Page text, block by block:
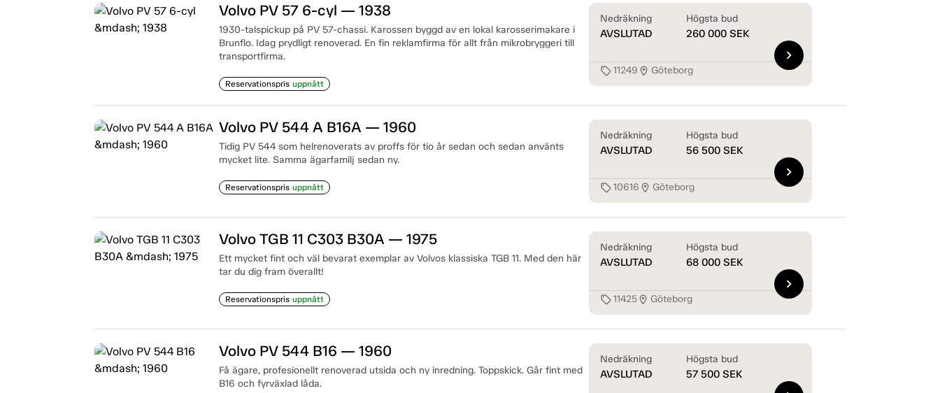
Volvo PV 57 6-cyl — 1938
1930-talspickup på PV 57-chassi. Karossen byggd av en lokal karosserimakare i
Brunflo. Idag prydligt renoverad. En fin reklamfirma för allt från mikrobryggeri till
transportfirma.
Reservationspris uppnått
Nedräkning
AVSLUTAD
Högsta bud
260 000 SEK
sell11249 location_on Göteborg
chevron_right
Volvo PV 544 A B16A — 1960
Tidig PV 544 som helrenoverats av proffs för tio år sedan och sedan använts
mycket lite. Samma ägarfamilj sedan ny.
Reservationspris uppnått
Nedräkning
AVSLUTAD
Högsta bud
56 500 SEK
sell10616 location_on Göteborg
chevron_right
Volvo TGB 11 C303 B30A — 1975
Ett mycket fint och väl bevarat exemplar av Volvos klassiska TGB 11. Med den här
tar du dig fram överallt!
Reservationspris uppnått
Nedräkning
AVSLUTAD
Högsta bud
68 000 SEK
sell11425location_on Göteborg
chevron_right
Volvo PV 544 B16 — 1960
Få ägare, profesionellt renoverad utsida och ny inredning. Toppskick. Går fint med
B16 och fyrväxlad låda.
Nedräkning
AVSLUTAD
Högsta bud
57 500 SEK